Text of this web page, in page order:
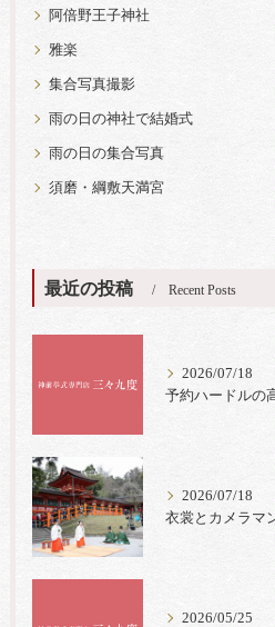
阿倍野王子神社
雅楽
集合写真撮影
雨の日の神社で結婚式
雨の日の集合写真
須磨・綱敷天満宮
最近の投稿 Recent Posts
2026/07/18
予約ハードルの
2026/07/18
衣裳とカメラマ
2026/05/25